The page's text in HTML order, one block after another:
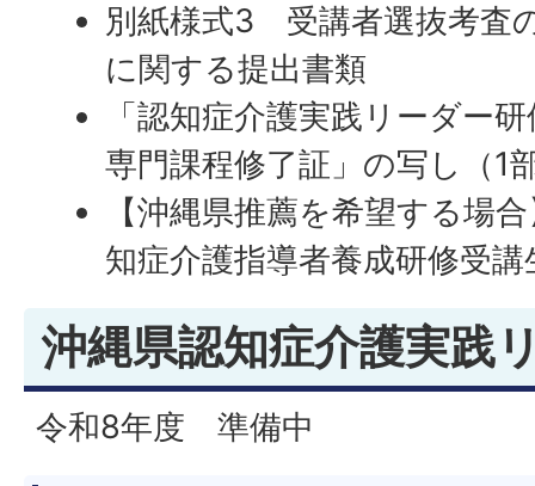
別紙様式3 受講者選抜考査
に関する提出書類
「認知症介護実践リーダー
専門課程修了証」の写し（1
【沖縄県推薦を希望する場
知症介護指導者養成研修受
沖縄県認知症介護実践
令和8年度 準備中